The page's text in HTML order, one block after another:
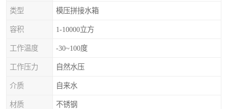
类型 模压拼接水箱
容积 1-10000立方
工作温度 -30~100度
工作压力 自然水压
介质 自来水
材质 不锈钢